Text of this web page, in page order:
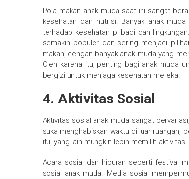
Pola makan anak muda saat ini sangat
kesehatan dan nutrisi. Banyak anak
terhadap kesehatan pribadi dan
semakin populer dan sering menjadi
makan, dengan banyak anak muda yang
Oleh karena itu, penting bagi anak muda
bergizi untuk menjaga kesehatan mereka.
4. Aktivitas Sosial
Aktivitas sosial anak muda sangat
suka menghabiskan waktu di luar ruangan,
itu, yang lain mungkin lebih memilih
Acara sosial dan hiburan seperti festival
sosial anak muda. Media sosial